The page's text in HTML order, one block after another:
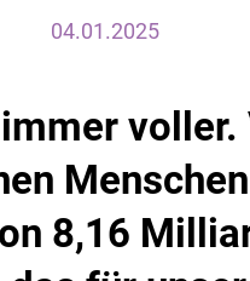
04.01.2025
8,16